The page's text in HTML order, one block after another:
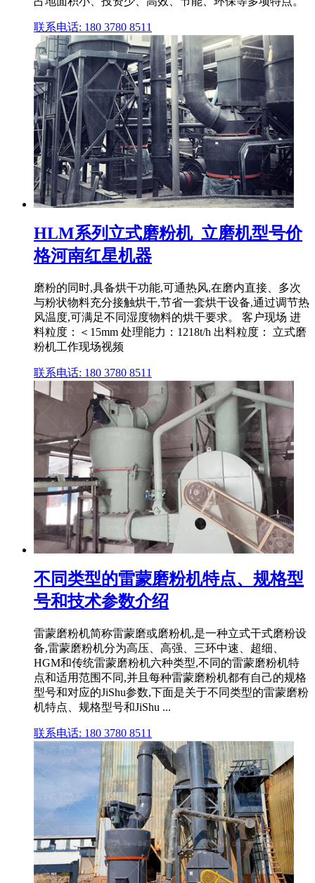
联系电话: 180 3780 8511
HLM系列立式磨粉机_立磨机型号价
格河南红星机器
磨粉的同时,具备烘干功能,可通热风,在磨内直接、多次
与粉状物料充分接触烘干,节省一套烘干设备,通过调节热
风温度,可满足不同湿度物料的烘干要求。 客户现场 进
料粒度：＜15mm 处理能力：1218t/h 出料粒度： 立式磨
粉机工作现场视频
联系电话: 180 3780 8511
不同类型的雷蒙磨粉机特点、规格型
号和技术参数介绍
雷蒙磨粉机简称雷蒙磨或磨粉机,是一种立式干式磨粉设
备,雷蒙磨粉机分为高压、高强、三环中速、超细、
HGM和传统雷蒙磨粉机六种类型,不同的雷蒙磨粉机特
点和适用范围不同,并且每种雷蒙磨粉机都有自己的规格
型号和对应的JiShu参数,下面是关于不同类型的雷蒙磨粉
机特点、规格型号和JiShu ...
联系电话: 180 3780 8511